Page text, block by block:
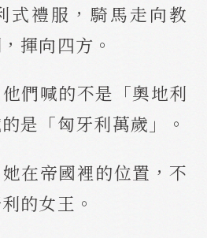
式禮服，騎馬走向教
揮向四方。
們喊的不是「奧地利
是「匈牙利萬歲」。
在帝國裡的位置，不
的女王。